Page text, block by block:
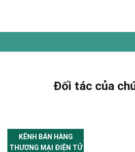
Đối tác của
KÊNH BÁN HÀNG
THƯƠNG MẠI ĐIỆN TỬ